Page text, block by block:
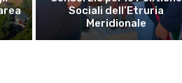
Sociali dell’Etruria
Meridionale